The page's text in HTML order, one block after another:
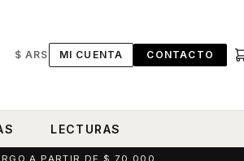
$ ARS MI CUENTA CONTACTO
LECTURAS
A PARTIR DE $ 70.000